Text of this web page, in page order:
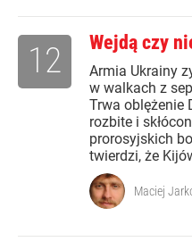
Wejdą czy
Armia Ukrainy
w walkach z
Trwa oblężenie
rozbite i
prorosyjskich
twierdzi, że
12
Maciej